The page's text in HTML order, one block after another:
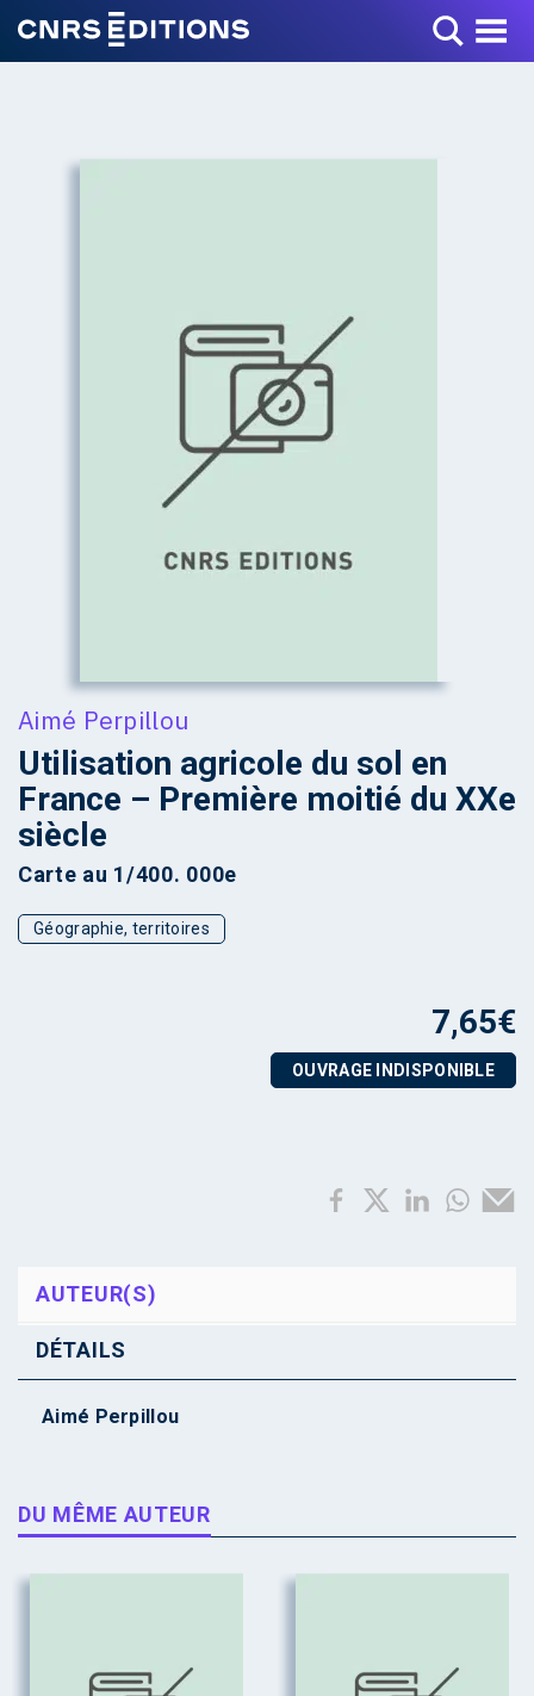
Toggle Menu
Aimé Perpillou
Utilisation agricole du sol en
France – Première moitié du XXe
siècle
Carte au 1/400. 000e
Géographie, territoires
7,65€
OUVRAGE INDISPONIBLE
AUTEUR(S)
DÉTAILS
Aimé Perpillou
DU MÊME AUTEUR